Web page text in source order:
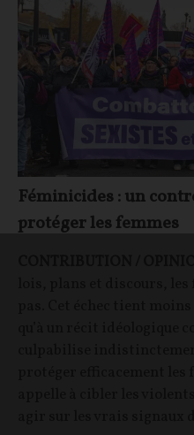
Féminicides : un
protéger les femmes